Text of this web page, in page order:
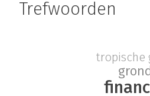
Trefwoorden
tropische